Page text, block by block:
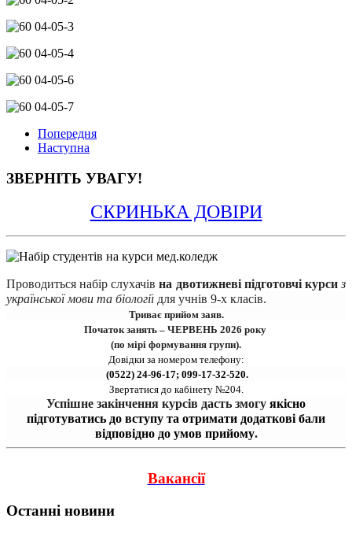
Попередня
Наступна
ЗВЕРНІТЬ УВАГУ!
СКРИНЬКА ДОВІРИ
Проводиться набір слухачів на двотижневі підготовчі курси з
української мови та біології для учнів 9-х класів.
Триває прийом заяв.
Початок занять – ЧЕРВЕНЬ 2026 року
(по мірі формування групи).
Довідки за номером телефону:
(0522) 24-96-17; 099-17-32-520.
Звертатися до кабінету №204.
Успішне закінчення курсів дасть змогу якісно
підготуватись до вступу та отримати додаткові бали
відповідно до умов прийому.
Вакансії
Останні новини